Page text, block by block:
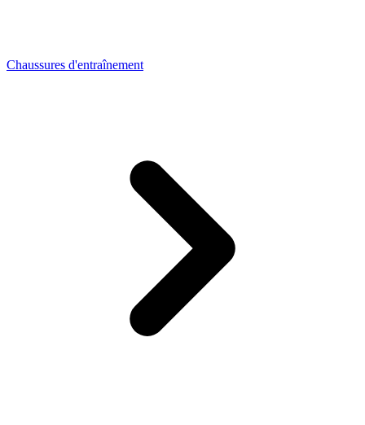
Chaussures d'entraînement